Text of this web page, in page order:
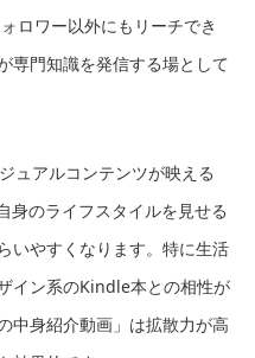
ロワー以外にもリーチでき
専門知識を発信する場として
ュアルコンテンツが映える
身のライフスタイルを見せる
いやすくなります。特に生活
イン系のKindle本との相性が
中身紹介動画」は拡散力が高